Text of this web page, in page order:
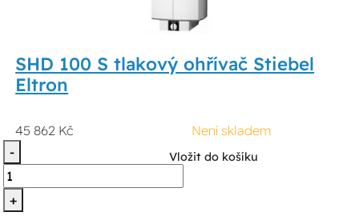
SHD 100 S tlakový ohřívač Stiebel
Eltron
45 862 Kč
Není skladem
-
+
Vložit do košíku